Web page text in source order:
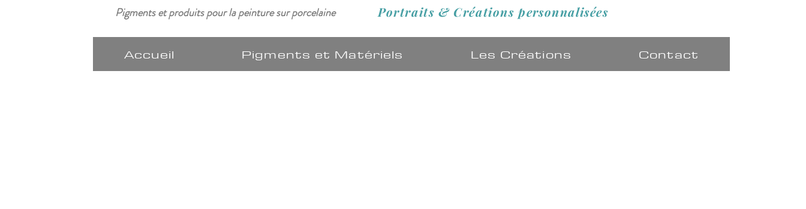
Portraits & Créationspersonnalisées
Pigments et produits pour la peinture sur porcelaine
Accueil Pigments et Matériels Les Créations Contact